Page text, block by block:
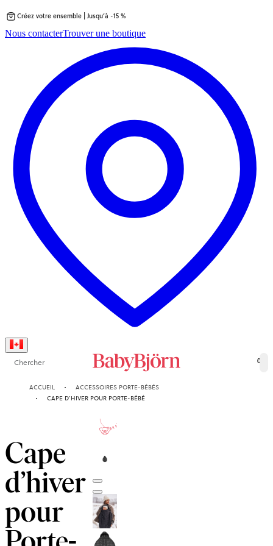
au
Créez votre ensemble | Jusqu’à -15 %
Nous contacterTrouver une boutique
Chercher 0
ACCUEIL
ACCESSOIRES PORTE-BÉBÉS
CAPE D’HIVER POUR PORTE-BÉBÉ
Cape
d’hiver
pour
GARANTIE